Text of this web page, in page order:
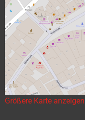
Größere Karte anzeigen